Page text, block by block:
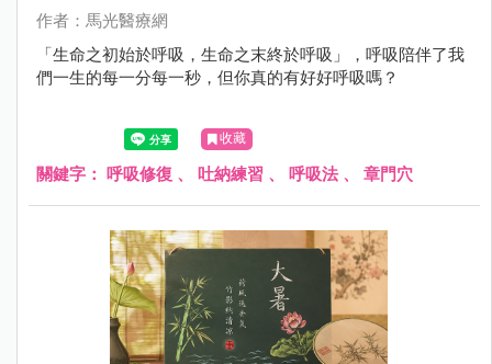
作者：馬光醫療網
「生命之初始於呼吸，生命之末終於呼吸」，呼吸陪伴了我
們一生的每一分每一秒，但你真的有好好呼吸嗎？
收藏
關鍵字： 呼吸修復 、 吐納練習 、 呼吸法 、 章門穴